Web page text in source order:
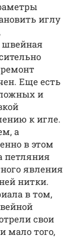
иглу
швейная
Еще есть
и
к игле.
а
в этом
петляния
явления
нитки.
в том,
свои
мало того,